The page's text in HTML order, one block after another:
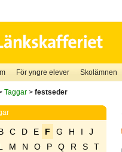
För yngre elever Skolämnen
Taggar> festseder
C D E F G H I
J
M N O P Q R S
T